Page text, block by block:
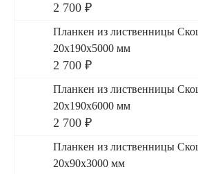
2 700 ₽
Планкен из лиственницы
20x190x5000 мм
2 700 ₽
Планкен из лиственницы
20x190x6000 мм
2 700 ₽
Планкен из лиственницы
20x90x3000 мм